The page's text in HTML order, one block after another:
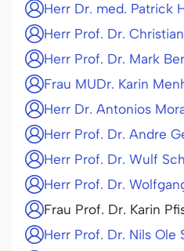
Herr Dr. med. Patrick
Herr Prof. Dr.
Herr Prof. Dr. Mark
Frau MUDr. Karin
Herr Dr. Antonios
Herr Prof. Dr. Andre
Herr Prof. Dr. Wulf
Herr Prof. Dr.
Frau Prof. Dr. Karin
Herr Prof. Dr. Nils Ole